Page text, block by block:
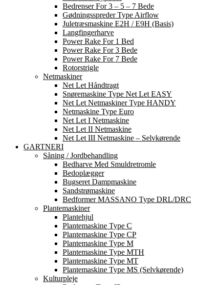
Bedrenser For 3 – 5 – 7 Bede
Gødningsspreder Type Airflow
Juletræsmaskine E2H / E9H (basis)
Langfingerharve
Power Rake For 1 Bed
Power Rake For 3 Bede
Power Rake For 7 Bede
Rotorstrigle
Netmaskiner
Net Let Håndtragt
Snøremaskine Type Net Let EASY
Net Let Netmaskiner Type HANDY
Netmaskine Type Euro
Net Let I Netmaskine
Net Let II Netmaskine
Net Let III Netmaskine – Selvkørende
GARTNERI
Såning / Jordbehandling
Bedharve Med Smuldretromle
Bedoplægger
Bugseret Dampmaskine
Sandstrømaskine
Bedformer MASSANO Type DRL/DRC
Plantemaskiner
Plantehjul
Plantemaskine Type C
Plantemaskine Type CP
Plantemaskine Type M
Plantemaskine Type MTH
Plantemaskine Type MT
Plantemaskine Type MS (Selvkørende)
Kulturpleje